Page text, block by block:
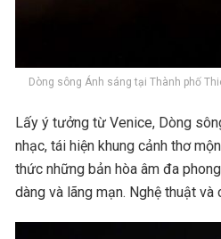
Dòng sông Ánh sáng tại Thành phố
Lấy ý tưởng từ Venice, Dòng
nhạc, tái hiện khung cảnh thơ
thức những bản hòa âm đa
dàng và lãng mạn. Nghệ thuật